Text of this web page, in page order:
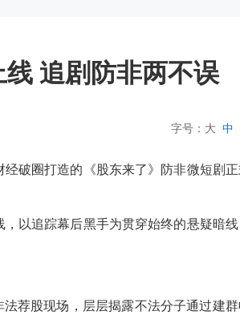
追剧防非两不误
字号： 大 中
破圈打造的《股东来了》防非微短剧
以追踪幕后黑手为贯穿始终的悬疑暗线
荐股现场，层层揭露不法分子通过建群